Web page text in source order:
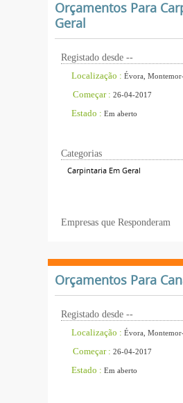
Orçamentos Para
Geral
Registado desde --
Localização : Évora,
Começar : 26-04-2017
Estado : Em aberto
Categorias
Carpintaria Em Geral
Empresas que Responderam
Orçamentos Para
Registado desde --
Localização : Évora,
Começar : 26-04-2017
Estado : Em aberto